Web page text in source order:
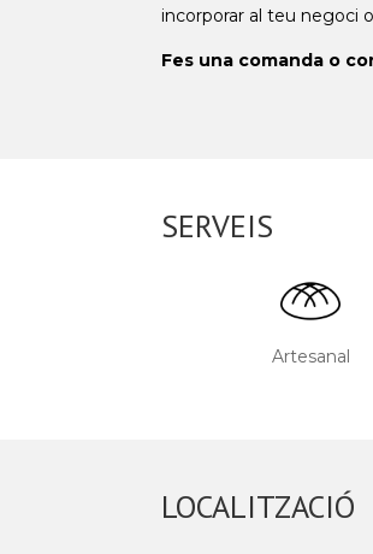
incorporar al teu negoci
Fes una comanda o
SERVEIS
Artesanal
LOCALITZACIÓ